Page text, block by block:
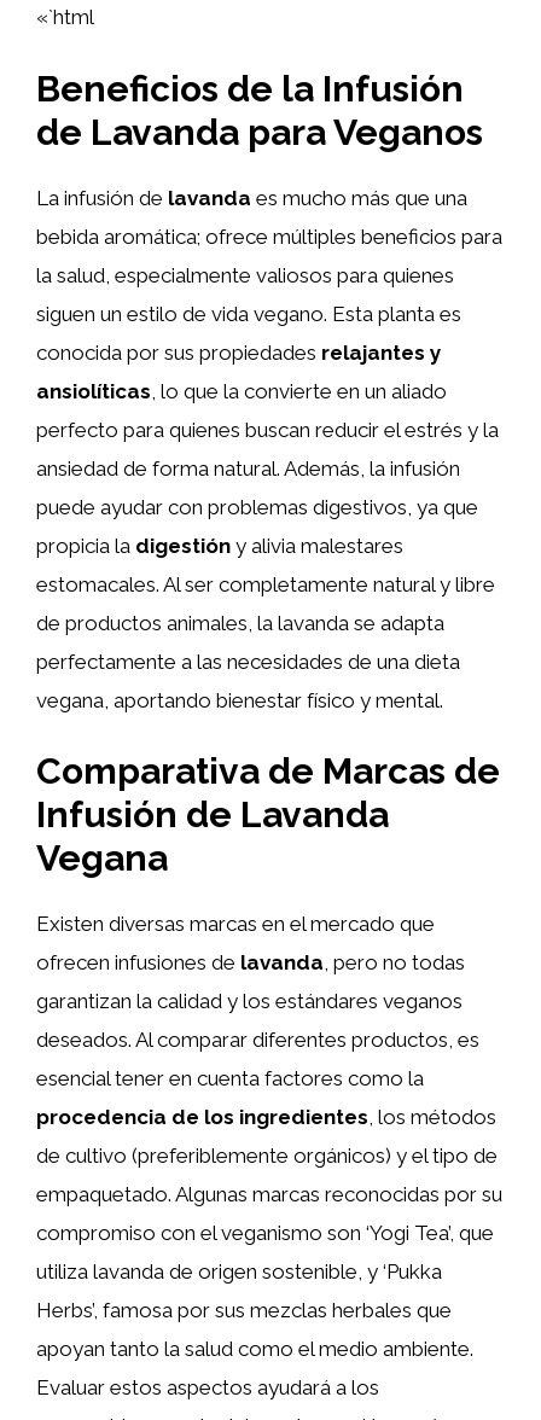
«`html
Beneficios de la Infusión
de Lavanda para Veganos
La infusión de lavanda es mucho más que una
bebida aromática; ofrece múltiples beneficios para
la salud, especialmente valiosos para quienes
siguen un estilo de vida vegano. Esta planta es
conocida por sus propiedades relajantes y
ansiolíticas , lo que la convierte en un aliado
perfecto para quienes buscan reducir el estrés y la
ansiedad de forma natural. Además, la infusión
puede ayudar con problemas digestivos, ya que
propicia la digestión y alivia malestares
estomacales. Al ser completamente natural y libre
de productos animales, la lavanda se adapta
perfectamente a las necesidades de una dieta
vegana, aportando bienestar físico y mental.
Comparativa de Marcas de
Infusión de Lavanda
Vegana
Existen diversas marcas en el mercado que
ofrecen infusiones de lavanda, pero no todas
garantizan la calidad y los estándares veganos
deseados. Al comparar diferentes productos, es
esencial tener en cuenta factores como la
procedencia de los ingredientes, los métodos
de cultivo (preferiblemente orgánicos) y el tipo de
empaquetado. Algunas marcas reconocidas por su
compromiso con el veganismo son ‘Yogi Tea’, que
utiliza lavanda de origen sostenible, y ‘Pukka
Herbs’, famosa por sus mezclas herbales que
apoyan tanto la salud como el medio ambiente.
Evaluar estos aspectos ayudará a los